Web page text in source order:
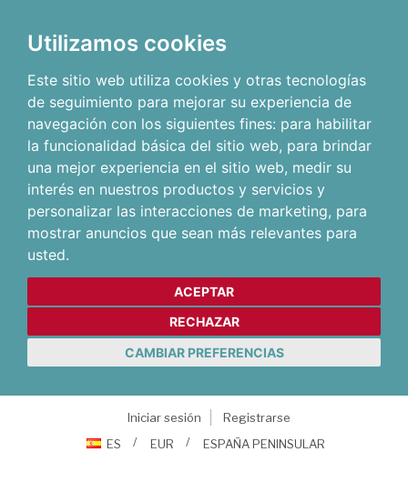
Utilizamos cookies
Este sitio web utiliza cookies y otras tecnologías
de seguimiento para mejorar su experiencia de
navegación con los siguientes fines: para habilitar
la funcionalidad básica del sitio web, para brindar
una mejor experiencia en el sitio web, medir su
interés en nuestros productos y servicios y
personalizar las interacciones de marketing, para
mostrar anuncios que sean más relevantes para
usted.
ACEPTAR
RECHAZAR
CAMBIAR PREFERENCIAS
Iniciar sesión
Registrarse
ES
EUR ESPAÑA PENINSULAR